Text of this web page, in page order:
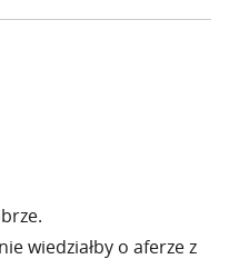
wiedziałby o aferze z